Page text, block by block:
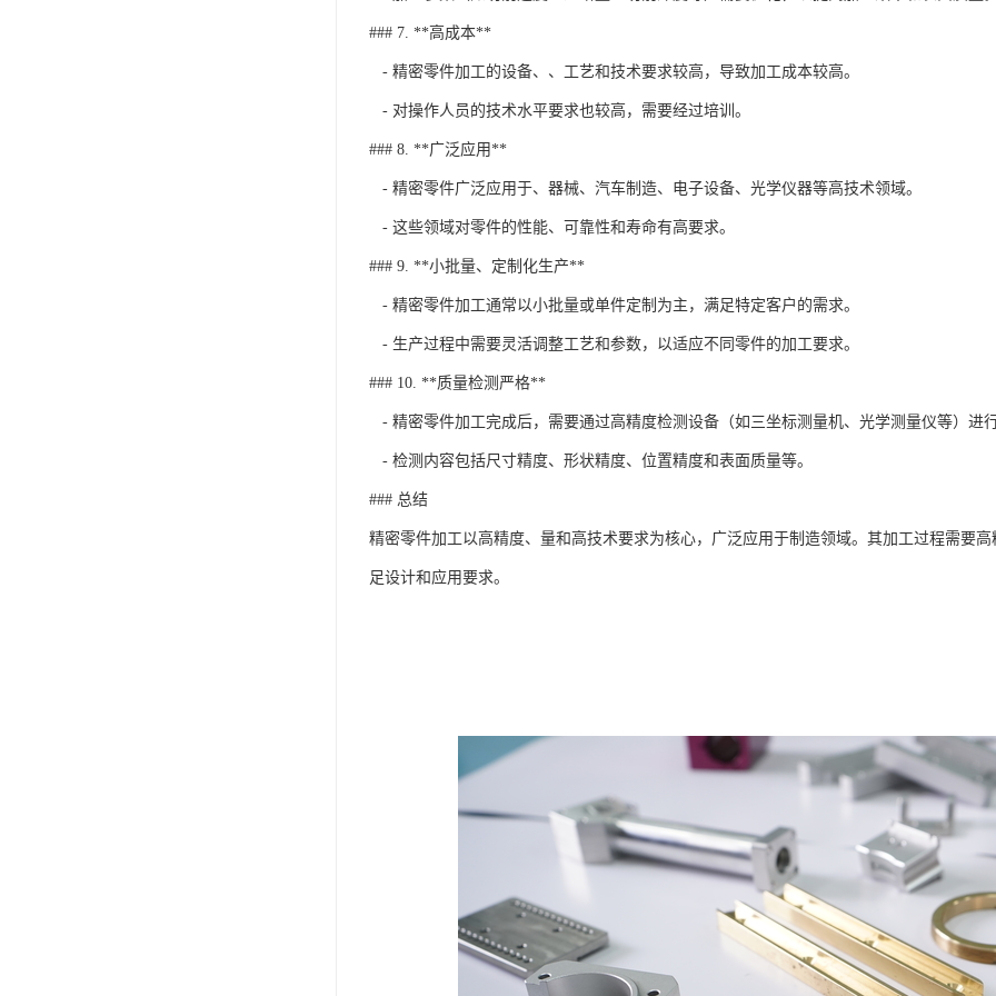
### 7. **高成本**
- 精密零件加工的设备、、工艺和技术要求较高，导致加工成本较高。
- 对操作人员的技术水平要求也较高，需要经过培训。
### 8. **广泛应用**
- 精密零件广泛应用于、器械、汽车制造、电子设备、光学仪器等高技术领域。
- 这些领域对零件的性能、可靠性和寿命有高要求。
### 9. **小批量、定制化生产**
- 精密零件加工通常以小批量或单件定制为主，满足特定客户的需求。
- 生产过程中需要灵活调整工艺和参数，以适应不同零件的加工要求。
### 10. **质量检测严格**
- 精密零件加工完成后，需要通过高精度检测设备（如三坐标测量机、光学测量仪等）进
- 检测内容包括尺寸精度、形状精度、位置精度和表面质量等。
### 总结
精密零件加工以高精度、量和高技术要求为核心，广泛应用于制造领域。其加工过程需要
足设计和应用要求。